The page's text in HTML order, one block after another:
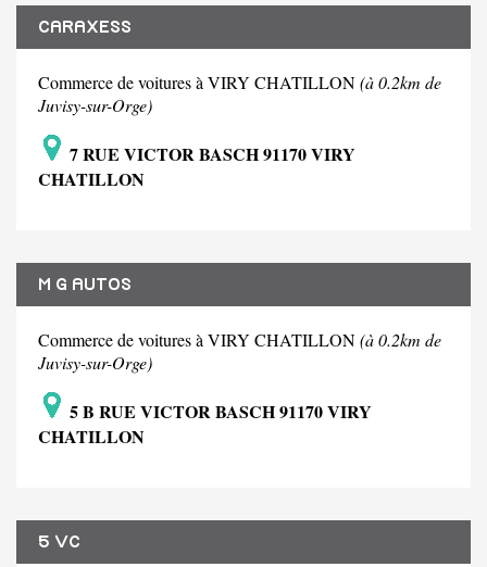
CARAXESS
Commerce de voitures à VIRY CHATILLON(à 0.2km de
Juvisy-sur-Orge)
7 RUE VICTOR BASCH 91170 VIRY
CHATILLON
M G AUTOS
Commerce de voitures à VIRY CHATILLON(à 0.2km de
Juvisy-sur-Orge)
5 B RUE VICTOR BASCH 91170 VIRY
CHATILLON
5 VC